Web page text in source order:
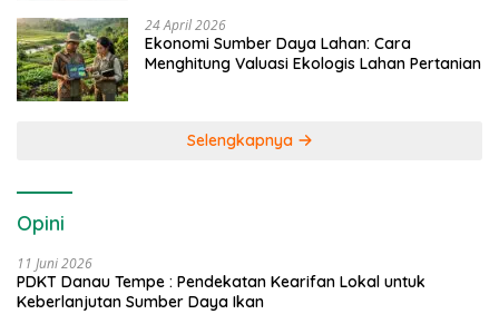
24 April 2026
Ekonomi Sumber Daya Lahan: Cara
Menghitung Valuasi Ekologis Lahan Pertanian
Selengkapnya
Opini
11 Juni 2026
PDKT Danau Tempe : Pendekatan Kearifan Lokal untuk
Keberlanjutan Sumber Daya Ikan